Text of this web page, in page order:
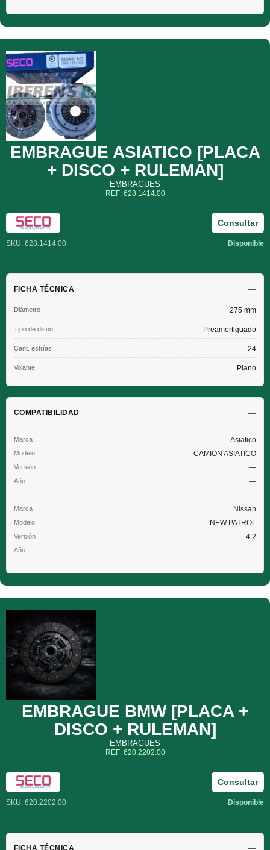
EMBRAGUE ASIATICO [PLACA
+ DISCO + RULEMAN]
EMBRAGUES
REF: 628.1414.00
SKU: 628.1414.00 Disponible
Consultar
FICHA TÉCNICA
Diámetro 275 mm
Tipo de disco Preamortiguado
Cant. estrías 24
Volante Plano
COMPATIBILIDAD
Asiatico
CAMION ASIATICO
—
—
Nissan
NEW PATROL
4.2
—
EMBRAGUE BMW [PLACA +
DISCO + RULEMAN]
EMBRAGUES
REF: 620.2202.00
SKU: 620.2202.00 Disponible
Consultar
FICHA TÉCNICA